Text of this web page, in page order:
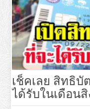
เช็คเลย สิทธิบั
ได้รับในเดือน